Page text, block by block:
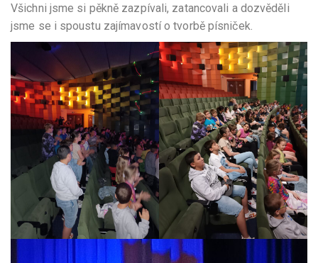
Všichni jsme si pěkně zazpívali, zatancovali a dozvěděli
jsme se i spoustu zajímavostí o tvorbě písniček.